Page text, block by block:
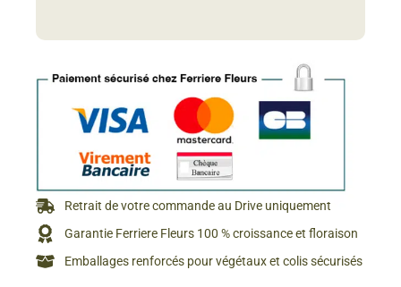
Retrait de votre commande au Drive uniquement
Garantie Ferriere Fleurs 100 % croissance et floraison
Emballages renforcés pour végétaux et colis sécurisés